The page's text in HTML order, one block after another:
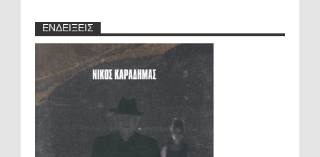
ΕΝΔΕΙΞΕΙΣ